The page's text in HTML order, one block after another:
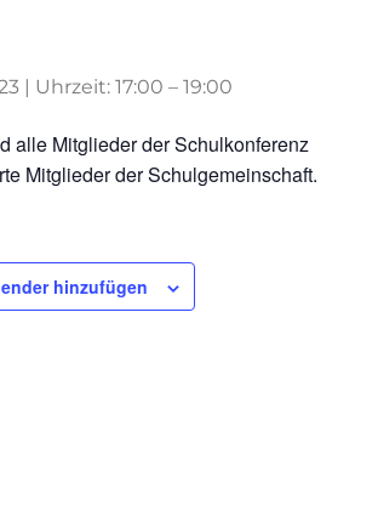
| Uhrzeit: 17:00 – 19:00
alle Mitglieder der Schulkonferenz
Mitglieder der Schulgemeinschaft.
hinzufügen